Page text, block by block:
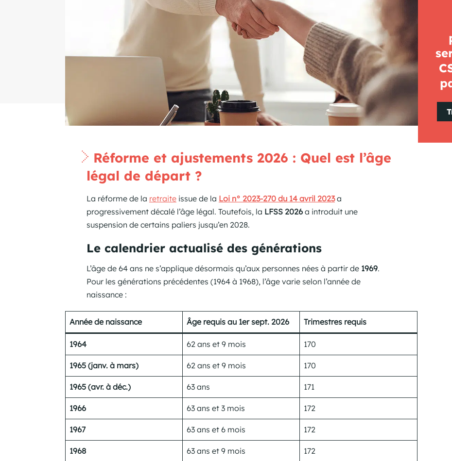
Réforme et ajustements 2026 : Quel est l’âge
légal de départ ?
La réforme de la retraiteissue de la Loi n° 2023-270 du 14 avril 2023a
progressivement décalé l’âge légal. Toutefois, la LFSS 2026a introduit une
suspension de certains paliers jusqu’en 2028.
Le calendrier actualisé des générations
L’âge de 64 ans ne s’applique désormais qu’aux personnes nées à partir de 1969.
Pour les générations précédentes (1964 à 1968), l’âge varie selon l’année de
naissance :
Année de naissance Âge requis au 1er sept. 2026 Trimestres requis
1964 62 ans et 9 mois 170
1965 (janv. à mars) 62 ans et 9 mois 170
1965 (avr. à déc.) 63 ans 171
1966 63 ans et 3 mois 172
1967 63 ans et 6 mois 172
1968 63 ans et 9 mois 172